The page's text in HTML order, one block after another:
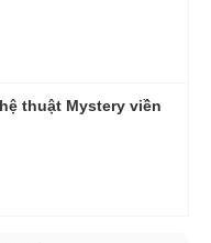
thuật Mystery viền